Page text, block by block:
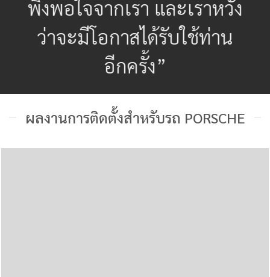
พึงพอใจจากเรา และเราหวัง
ว่าจะมีโอกาสได้รับใช้ท่าน
อีกครั้ง”
ผลงานการติดตั้งสำหรับรถ PORSCHE